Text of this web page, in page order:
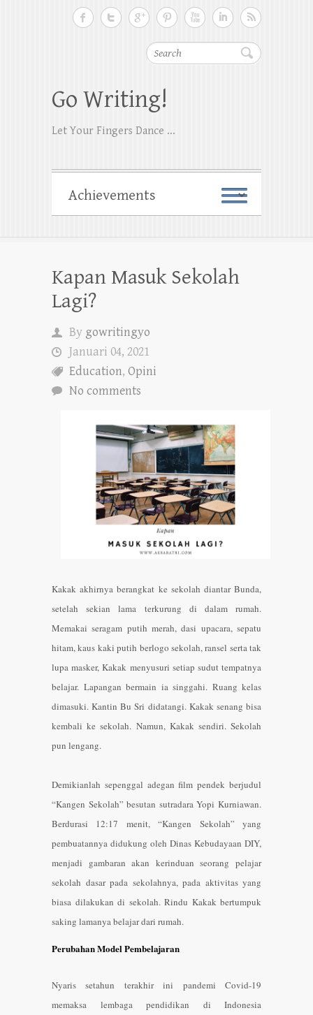
Search
Go Writing!
Let Your Fingers Dance ...
Kapan Masuk Sekolah
Lagi?
By gowritingyo
Januari 04, 2021
Education, Opini
No comments
Kakak akhirnya berangkat ke sekolah diantar Bunda,
setelah sekian lama terkurung di dalam rumah.
Memakai seragam putih merah, dasi upacara, sepatu
hitam, kaus kaki putih berlogo sekolah, ransel serta tak
lupa masker, Kakak menyusuri setiap sudut tempatnya
belajar. Lapangan bermain ia singgahi. Ruang kelas
dimasuki. Kantin Bu Sri didatangi. Kakak senang bisa
kembali ke sekolah. Namun, Kakak sendiri. Sekolah
pun lengang.
Demikianlah sepenggal adegan film pendek berjudul
“Kangen Sekolah” besutan sutradara Yopi Kurniawan.
Berdurasi 12:17 menit, “Kangen Sekolah” yang
pembuatannya didukung oleh Dinas Kebudayaan DIY,
menjadi gambaran akan kerinduan seorang pelajar
sekolah dasar pada sekolahnya, pada aktivitas yang
biasa dilakukan di sekolah. Rindu Kakak bertumpuk
saking lamanya belajar dari rumah.
Perubahan Model Pembelajaran
Nyaris setahun terakhir ini pandemi Covid-19
memaksa lembaga pendidikan di Indonesia